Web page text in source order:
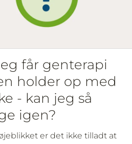
får genterapi
holder op med
- kan jeg så
igen?
er det ikke tilladt at